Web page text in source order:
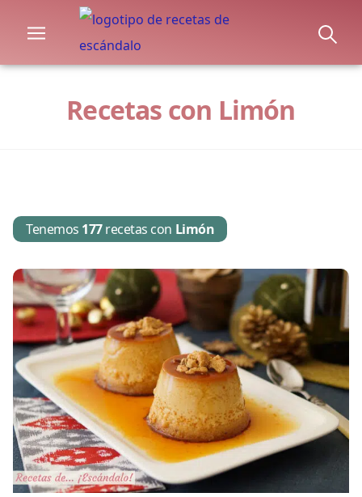
Recetas con Limón
Tenemos 177recetas con Limón